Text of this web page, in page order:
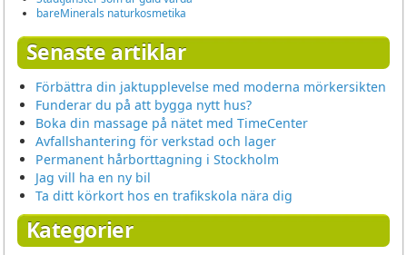
bareMinerals naturkosmetika
Senaste artiklar
Förbättra din jaktupplevelse med moderna mörkersikten
Funderar du på att bygga nytt hus?
Boka din massage på nätet med TimeCenter
Avfallshantering för verkstad och lager
Permanent hårborttagning i Stockholm
Jag vill ha en ny bil
Ta ditt körkort hos en trafikskola nära dig
Kategorier